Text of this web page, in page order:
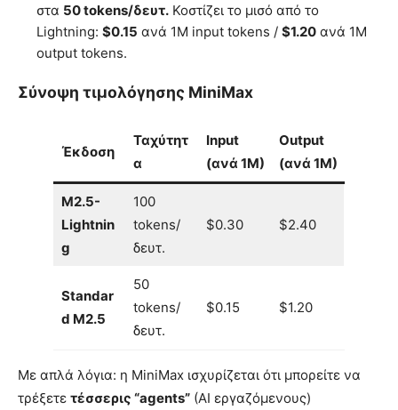
στα 50 tokens/δευτ. Κοστίζει το μισό από το
Lightning: $0.15 ανά 1M input tokens / $1.20 ανά 1M
output tokens.
Σύνοψη τιμολόγησης MiniMax
Έκδοση
Ταχύτητ
α
Input
(ανά 1M)
Output
(ανά 1M)
M2.5-
Lightnin
g
100
tokens/
δευτ.
$0.30 $2.40
Standar
d M2.5
50
tokens/
δευτ.
$0.15 $1.20
Με απλά λόγια: η MiniMax ισχυρίζεται ότι μπορείτε να
τρέξετε τέσσερις “agents” (AI εργαζόμενους)